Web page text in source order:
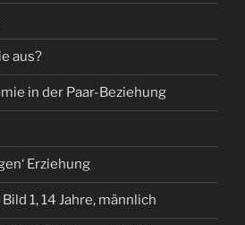
aus?
in der Paar-Beziehung
Erziehung
1, 14 Jahre, männlich